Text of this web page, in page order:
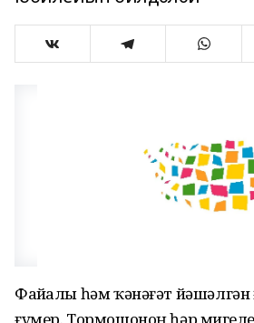
Файҙалы һәм ҡәнәғәт йәшәлгән